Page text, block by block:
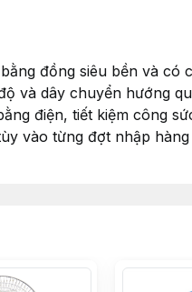
đồng siêu bền và có
và dây chuyển hướng
điện, tiết kiệm công
vào từng đợt nhập hàng